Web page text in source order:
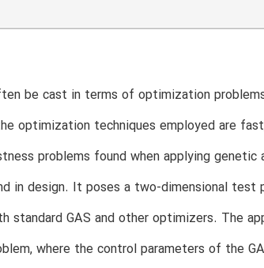
be cast in terms of optimization
optimization techniques employed are
problems found when applying
in design. It poses a two-dimensional test
standard GAS and other optimizers. The
where the control parameters of the